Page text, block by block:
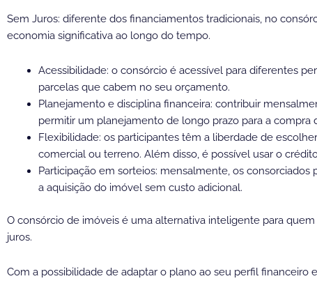
Sem Juros: diferente dos financiamentos tradicionais, no
economia significativa ao longo do tempo.
Acessibilidade: o consórcio é acessível para diferentes
parcelas que cabem no seu orçamento.
Planejamento e disciplina financeira: contribuir
permitir um planejamento de longo prazo para a compra
Flexibilidade: os participantes têm a liberdade de
comercial ou terreno. Além disso, é possível usar o
Participação em sorteios: mensalmente, os
a aquisição do imóvel sem custo adicional.
O consórcio de imóveis é uma alternativa inteligente para
juros.
Com a possibilidade de adaptar o plano ao seu perfil